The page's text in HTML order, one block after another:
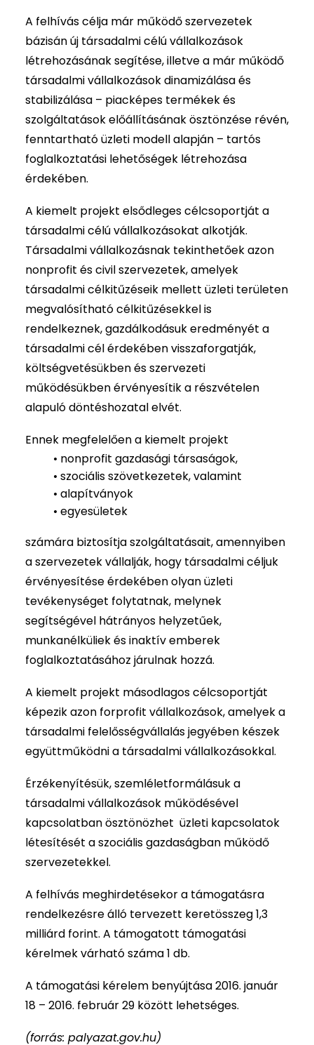
A felhívás célja már működő szervezetek
bázisán új társadalmi célú vállalkozások
létrehozásának segítése, illetve a már működő
társadalmi vállalkozások dinamizálása és
stabilizálása – piacképes termékek és
szolgáltatások előállításának ösztönzése révén,
fenntartható üzleti modell alapján – tartós
foglalkoztatási lehetőségek létrehozása
érdekében.
A kiemelt projekt elsődleges célcsoportját a
társadalmi célú vállalkozásokat alkotják.
Társadalmi vállalkozásnak tekinthetőek azon
nonprofit és civil szervezetek, amelyek
társadalmi célkitűzéseik mellett üzleti területen
megvalósítható célkitűzésekkel is
rendelkeznek, gazdálkodásuk eredményét a
társadalmi cél érdekében visszaforgatják,
költségvetésükben és szervezeti
működésükben érvényesítik a részvételen
alapuló döntéshozatal elvét.
Ennek megfelelően a kiemelt projekt
• nonprofit gazdasági társaságok,
• szociális szövetkezetek, valamint
• alapítványok
• egyesületek
számára biztosítja szolgáltatásait, amennyiben
a szervezetek vállalják, hogy társadalmi céljuk
érvényesítése érdekében olyan üzleti
tevékenységet folytatnak, melynek
segítségével hátrányos helyzetűek,
munkanélküliek és inaktív emberek
foglalkoztatásához járulnak hozzá.
A kiemelt projekt másodlagos célcsoportját
képezik azon forprofit vállalkozások, amelyek a
társadalmi felelősségvállalás jegyében készek
együttműködni a társadalmi vállalkozásokkal.
Érzékenyítésük, szemléletformálásuk a
társadalmi vállalkozások működésével
kapcsolatban ösztönözhet üzleti kapcsolatok
létesítését a szociális gazdaságban működő
szervezetekkel.
A felhívás meghirdetésekor a támogatásra
rendelkezésre álló tervezett keretösszeg 1,3
milliárd forint. A támogatott támogatási
kérelmek várható száma 1 db.
A támogatási kérelem benyújtása 2016. január
18 – 2016. február 29 között lehetséges.
(forrás: palyazat.gov.hu)